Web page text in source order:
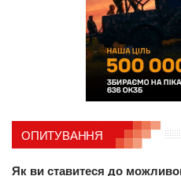
ОПИТУВАННЯ
Як ви ставитеся до